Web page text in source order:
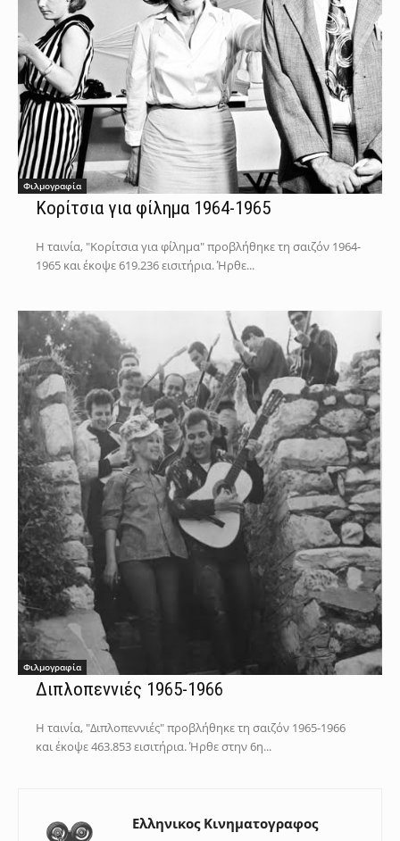
Φιλμογραφία
Κορίτσια για φίλημα 1964-1965
Η ταινία, "Κορίτσια για φίλημα" προβλήθηκε τη σαιζόν 1964-
1965 και έκοψε 619.236 εισιτήρια. Ήρθε...
Φιλμογραφία
Διπλοπεννιές 1965-1966
Η ταινία, "Διπλοπεννιές" προβλήθηκε τη σαιζόν 1965-1966
και έκοψε 463.853 εισιτήρια. Ήρθε στην 6η...
Ελληνικος Κινηματογραφος